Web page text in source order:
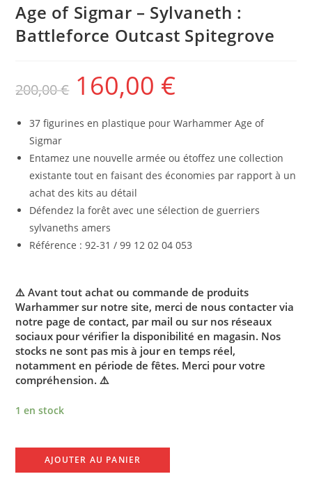
Age of Sigmar – Sylvaneth :
Battleforce Outcast Spitegrove
200,00€ 160,00 €
37 figurines en plastique pour Warhammer Age of
Sigmar
Entamez une nouvelle armée ou étoffez une collection
existante tout en faisant des économies par rapport à un
achat des kits au détail
Défendez la forêt avec une sélection de guerriers
sylvaneths amers
Référence : 92-31 / 99 12 02 04 053
⚠️ Avant tout achat ou commande de produits
Warhammer sur notre site, merci de nous contacter via
notre page de contact, par mail ou sur nos réseaux
sociaux pour vérifier la disponibilité en magasin. Nos
stocks ne sont pas mis à jour en temps réel,
notamment en période de fêtes. Merci pour votre
compréhension. ⚠️
1 en stock
AJOUTER AU PANIER